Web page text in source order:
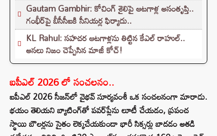
Gautam Gambhir: కోచింగ్ శైలిపై ఆటగాళ్ల అసంతృప్తి..
గంభీర్‌పై బీసీసీఐకి సీనియర్ల ఫిర్యాదు..
KL Rahul: సహచర ఆటగాళ్లను తిట్టిన కేఎల్ రాహుల్..
అసలు నిజం చెప్పేసిన మాజీ కోచ్!
ఐపీఎల్ 2026 లో సంచలనం..
ఐపీఎల్ 2026 సీజన్‌లో వైభవ్ సూర్యవంశీ ఒక సంచలనంగా మారాడు.
భయం తెలియని బ్యాటింగ్‌తో పవర్‌ప్లేను లూటీ చేయడం, ప్రపంచ
స్థాయి బౌలర్లను సైతం లెక్కచేయకుండా భారీ సిక్సర్లు బాదడం అతడి